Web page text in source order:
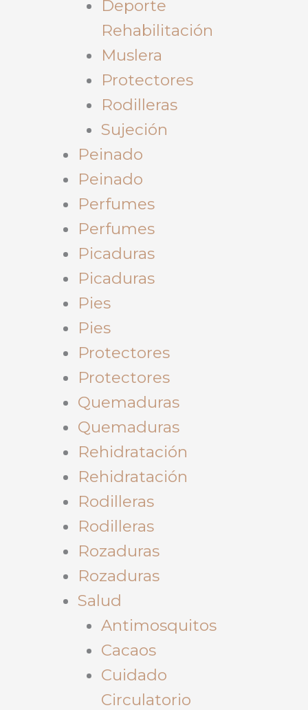
Deporte
Rehabilitación
Muslera
Protectores
Rodilleras
Sujeción
Peinado
Peinado
Perfumes
Perfumes
Picaduras
Picaduras
Pies
Pies
Protectores
Protectores
Quemaduras
Quemaduras
Rehidratación
Rehidratación
Rodilleras
Rodilleras
Rozaduras
Rozaduras
Salud
Antimosquitos
Cacaos
Cuidado
Circulatorio